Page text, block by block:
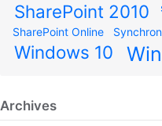
SharePoint 2010
SharePoint Online
Windows 10
Archives